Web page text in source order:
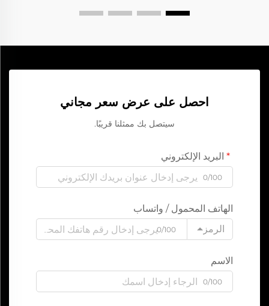
احصل على عرض سعر مجاني
سيتصل بك ممثلنا قريبًا.
البريد الإلكتروني
0/100
الهاتف المحمول / واتساب
الرمز
0/100
الاسم
0/100